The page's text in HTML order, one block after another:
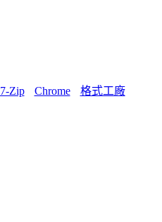
7-Zip Chrome 格式工廠